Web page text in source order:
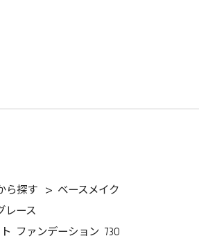
ら探す > ベースメイク
レース
ファンデーション 730